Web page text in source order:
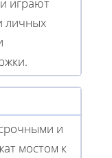
личных
и
мостом к